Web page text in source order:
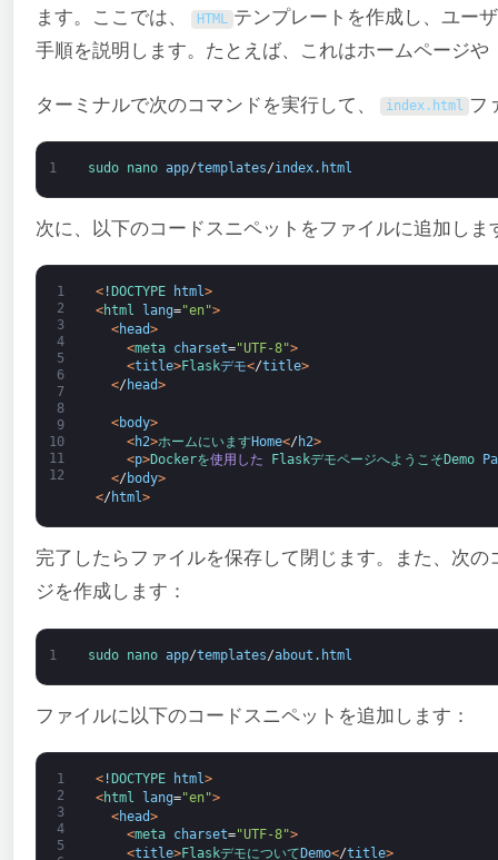
ます。ここでは、
HTML テンプレートを作成し、ユー
手順を説明します。たとえば、これはホームページ
ターミナルで次のコマンドを実行して、 index. html フ
1 sudo nano app/templates/index. html
次に、以下のコードスニペットをファイルに追加しま
1
2
3
4
5
6
7
8
9
10
11
12
<! DOCTYPE html>
<html lang="en">
<head>
<meta charset="UTF-8">
<title>Flaskデモ</title>
</ head>
<body>
<h2>ホームにいますHome</ h2>
<p>Dockerを使用した Flaskデモページへようこそ Demo
</ body>
</ html>
完了したらファイルを保存して閉じます。また、次
ジを作成します：
1 sudo nano app/templates/about . html
ファイルに以下のコードスニペットを追加します：
1
2
3
4
5
<! DOCTYPE html>
<html lang="en">
<head>
<meta charset="UTF-8">
<title>Flaskデモについて Demo</title>